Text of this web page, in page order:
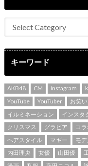
キーワード
AKB48 CM Instagram
YouTube
YouTuber お笑い
イルミネーション
インスタ
クリスマス
グラビア コ
ヘアスタイル
マギー モ
内田理央
女優 山田優